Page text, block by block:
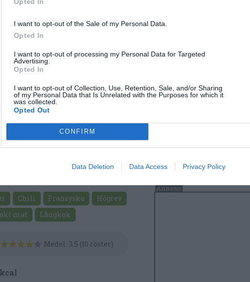
I want to opt-out of the Sale of my Personal Data.
Opted In
I want to opt-out of processing my Personal Data for Targeted
Advertising.
Opted In
I want to opt-out of Collection, Use, Retention, Sale, and/or Sharing
of my Personal Data that Is Unrelated with the Purposes for which it
was collected.
Opted Out
CONFIRM
Data Deletion Data Access Privacy Policy
Chili Fransyska
Högrev
mat Långkok
Medel: 3.5 (10 röster)